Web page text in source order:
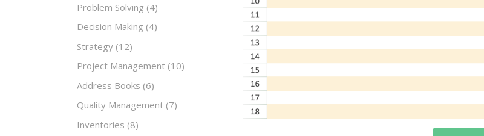
Problem Solving (4)
Decision Making (4)
Strategy (12)
Project Management (10)
Address Books (6)
Quality Management (7)
Inventories (8)